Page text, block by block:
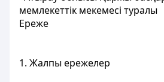
мемлекеттік мекемесі туралы
Ереже
1. Жалпы ережелер